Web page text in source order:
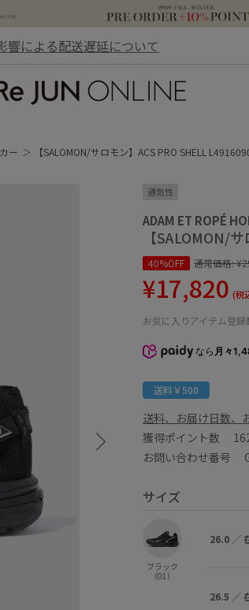
響による配送遅延について
ー 【SALOMON/サロモン】ACS PRO SHELL
通気性
ADAM ET ROPÉ
【SALOMON/
40%OFF 通常価格:
¥17,820 (税
お気に入りアイテム登録
なら 月々
送料￥500
送料、お届け日数、
獲得ポイント数
お問い合わせ番号
サイズ
ブラック
（01）
26.0 ／
26.5 ／